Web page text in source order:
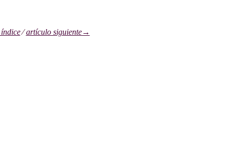
⁄artículo siguiente→